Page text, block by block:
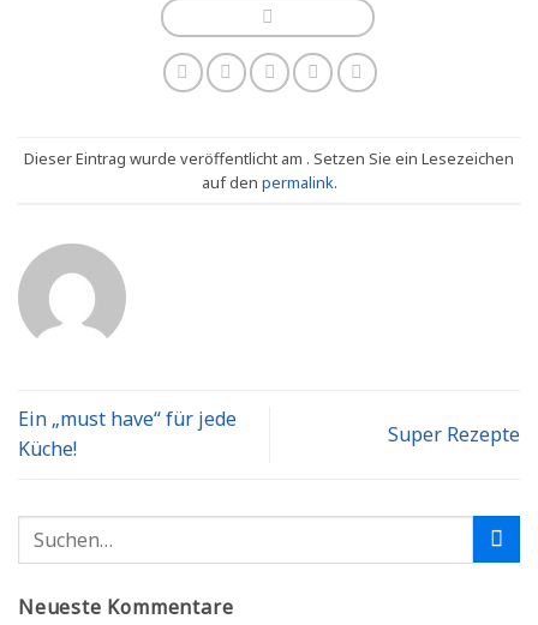
Dieser Eintrag wurde veröffentlicht am . Setzen Sie ein Lesezeichen
auf den permalink.
Ein „must have“ für jede
Küche!
Super Rezepte
Neueste Kommentare